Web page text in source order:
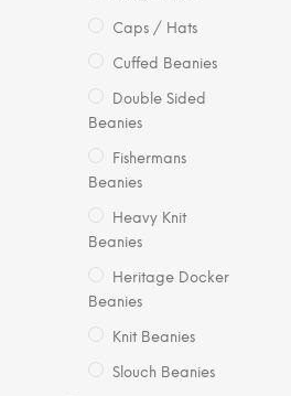
Caps / Hats
Cuffed Beanies
Double Sided
Beanies
Fishermans
Beanies
Heavy Knit
Beanies
Heritage Docker
Beanies
Knit Beanies
Slouch Beanies